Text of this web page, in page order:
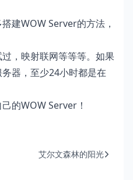
建WOW Server的方法，
，映射联网等等等。如果
器，至少24小时都是在
的WOW Server！
艾尔文森林的阳光